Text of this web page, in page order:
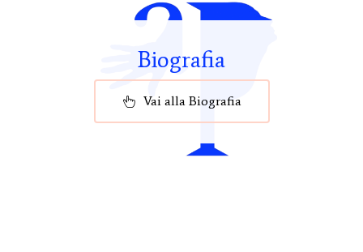
Biografia
Vai alla Biografia